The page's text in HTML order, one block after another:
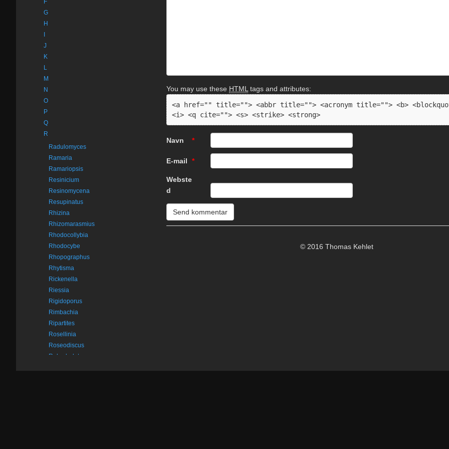
You may use these HTML tags and attributes:
<a href="" title=""> <abbr title=""> <acronym title=""> <b>
<i> <q cite=""> <s> <strike> <strong>
Navn *
E-mail *
Webste
d
F
G
H
J
K
L
M
N
O
P
Q
R
Radulomyces
Ramaria
Ramariopsis
Resinicium
Resinomycena
Resupinatus
Rhizina
Rhizomarasmius
Rhodocollybia
Rhodocybe
Rhopographus
Rhytisma
Rickenella
Riessia
Rigidoporus
Rimbachia
Ripartites
Rosellinia
Roseodiscus
Rubroboletus
© 2016 Thomas Kehlet